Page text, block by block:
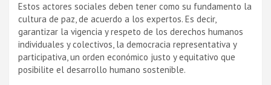
Estos actores sociales deben tener como su fundamento la
cultura de paz, de acuerdo a los expertos. Es decir,
garantizar la vigencia y respeto de los derechos humanos
individuales y colectivos, la democracia representativa y
participativa, un orden económico justo y equitativo que
posibilite el desarrollo humano sostenible.